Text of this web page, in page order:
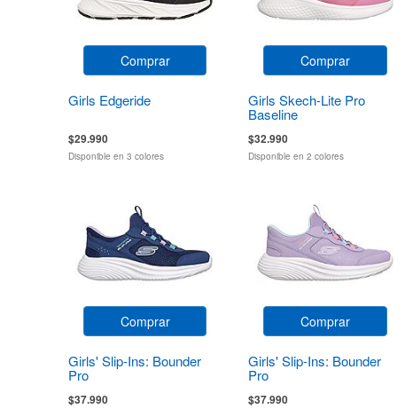
Comprar
Girls Edgeride
$29.990
Disponible en 3 colores
Comprar
Girls Skech-Lite Pro
Baseline
$32.990
Disponible en 2 colores
Comprar
Girls' Slip-Ins: Bounder
Pro
$37.990
Comprar
Girls' Slip-Ins: Bounder
Pro
$37.990